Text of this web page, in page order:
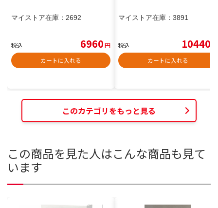
マイストア在庫： 2692
税込 6960円
カートに入れる
マイストア在庫： 3891
税込 10440
カートに入れる
このカテゴリをもっと見る
この商品を見た人はこんな商品も見て
います